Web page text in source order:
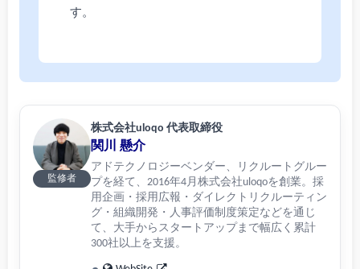
す。
監修者
株式会社uloqo 代表取締役
関川 懸介
アドテクノロジーベンダー、リクルートグルー
プを経て、2016年4月株式会社uloqoを創業。採
用企画・採用広報・ダイレクトリクルーティン
グ・組織開発・人事評価制度策定などを通じ
て、大手からスタートアップまで幅広く累計
300社以上を支援。